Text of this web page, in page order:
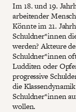
Im 18. und 19.
arbeitender
Könnte im 21.
Schuldner*innen
werden? Akteure
Schuldner*innen
Ludditen oder
progressive
die
Schuldner*innen
wollen.